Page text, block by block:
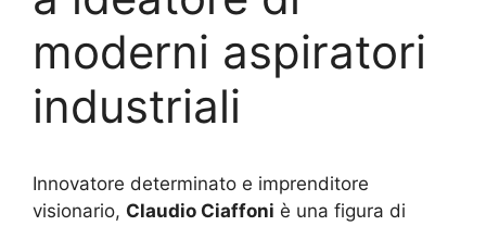
moderni aspiratori
industriali
Innovatore determinato e imprenditore
visionario, Claudio Ciaffoni è una figura di